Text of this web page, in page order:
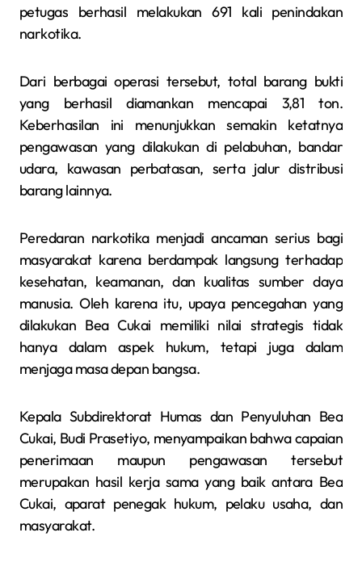
petugas berhasil melakukan 691 kali penindakan
narkotika.
Dari berbagai operasi tersebut, total barang bukti
yang berhasil diamankan mencapai 3,81 ton.
Keberhasilan ini menunjukkan semakin ketatnya
pengawasan yang dilakukan di pelabuhan, bandar
udara, kawasan perbatasan, serta jalur distribusi
barang lainnya.
Peredaran narkotika menjadi ancaman serius bagi
masyarakat karena berdampak langsung terhadap
kesehatan, keamanan, dan kualitas sumber daya
manusia. Oleh karena itu, upaya pencegahan yang
dilakukan Bea Cukai memiliki nilai strategis tidak
hanya dalam aspek hukum, tetapi juga dalam
menjaga masa depan bangsa.
Kepala Subdirektorat Humas dan Penyuluhan Bea
Cukai, Budi Prasetiyo, menyampaikan bahwa capaian
penerimaan maupun pengawasan tersebut
merupakan hasil kerja sama yang baik antara Bea
Cukai, aparat penegak hukum, pelaku usaha, dan
masyarakat.